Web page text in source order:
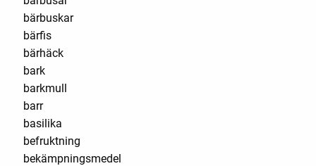
bärbuskar
bärfis
bärhäck
bark
barkmull
barr
basilika
befruktning
bekämpningsmedel